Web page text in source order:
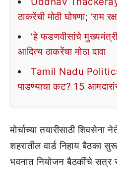
ठाकरेंची मोठी घोषणा; ‘राम
‘हे फडणवीसांचे
आदित्य ठाकरेंचा मोठा दावा
Tamil Nadu
पाडण्याचा कट? 15
मोर्चाच्या तयारीसाठी
शहरातील वार्ड निहाय बैठका
भवनात नियोजन बैठकींचे सत्र